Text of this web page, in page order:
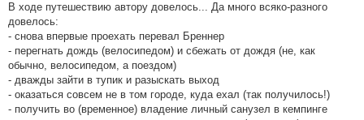
В ходе путешествию автору довелось... Да много всяко-разного
довелось:
- снова впервые проехать перевал Бреннер
- перегнать дождь (велосипедом) и сбежать от дождя (не, как
обычно, велосипедом, а поездом)
- дважды зайти в тупик и разыскать выход
- оказаться совсем не в том городе, куда ехал (так получилось!)
- получить во (временное) владение личный санузел в кемпинге